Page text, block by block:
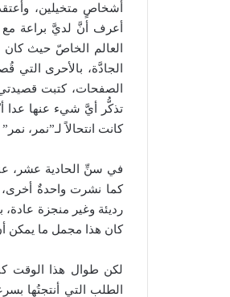
أشخاصٍ متخيلين،
أعرف أنَّ لديَّ براعة مع
العالم الخاصّ حيث كان
الجادَّة، بالأحرى
الصفحات، كتبت
تذكُّر أيَّ شيء عنها عدا
كانت انتحالاً لـ”نمر،
كما نشرت واحدةٌ أخرى،
رديئة وغير منجزة
كان هذا مجمل ما يمكن
لكن طوال هذا الوقت
الطلب التي أنتجتُها